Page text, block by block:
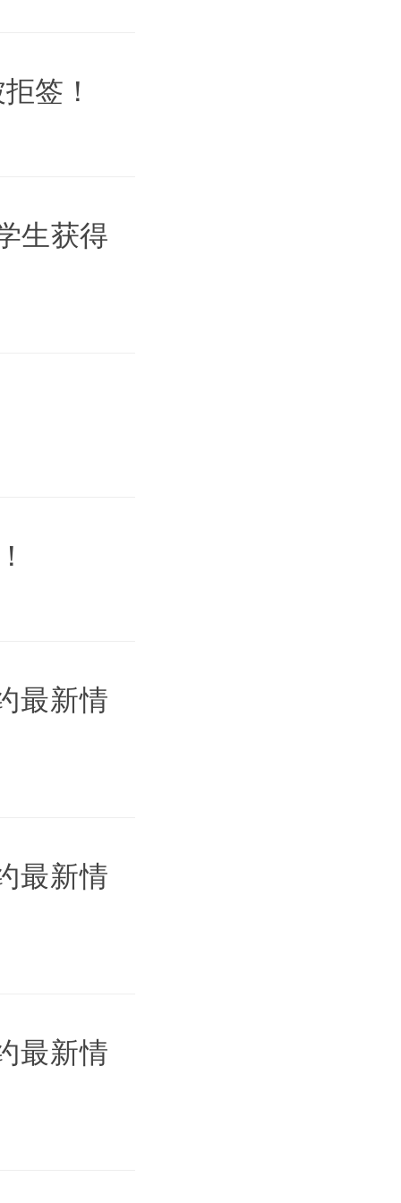
签！
生获得
最新情
最新情
最新情